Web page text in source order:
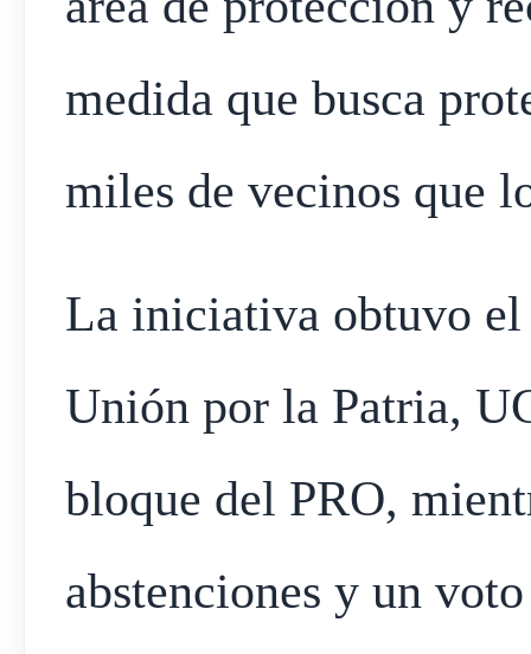
medida que busca
miles de vecinos que
La iniciativa obtuvo el
Unión por la Patria,
bloque del PRO,
abstenciones y un